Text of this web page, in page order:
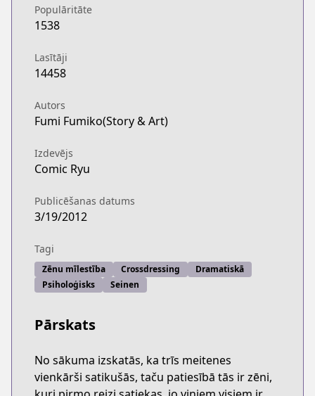
Populāritāte
1538
Lasītāji
14458
Autors
Fumi Fumiko(Story & Art)
Izdevējs
Comic Ryu
Publicēšanas datums
3/19/2012
Tagi
Zēnu mīlestība Crossdressing
Dramatiskā
Psiholoģisks
Seinen
Pārskats
No sākuma izskatās, ka trīs meitenes
vienkārši satikušās, taču patiesībā tās ir zēni,